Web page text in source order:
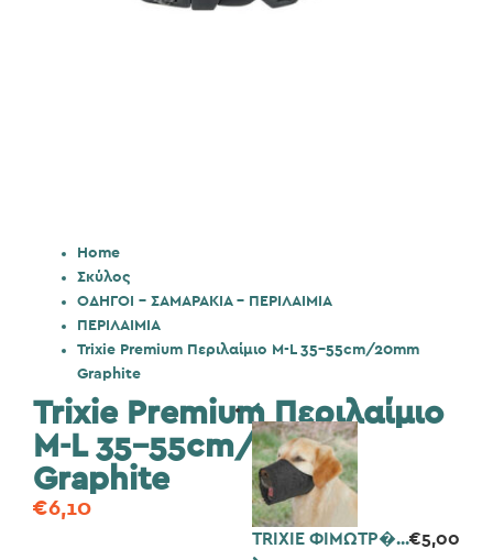
Home
Σκύλος
ΟΔΗΓΟΙ - ΣΑΜΑΡΑΚΙΑ - ΠΕΡΙΛΑΙΜΙΑ
ΠΕΡΙΛΑΙΜΙΑ
Trixie Premium Περιλαίμιο M-L 35-55cm/20mm
Graphite
TRIXIE ΦΙΜΩΤΡ�...€5,00
Trixie Premium Περιλαίμιο
M-L 35-55cm/20mm
Graphite
€6,10